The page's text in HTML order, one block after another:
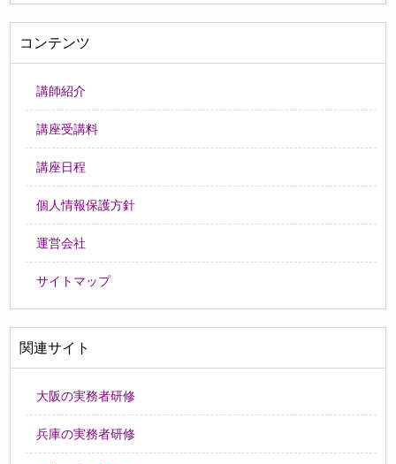
コンテンツ
講師紹介
講座受講料
講座日程
個人情報保護方針
運営会社
サイトマップ
関連サイト
大阪の実務者研修
兵庫の実務者研修